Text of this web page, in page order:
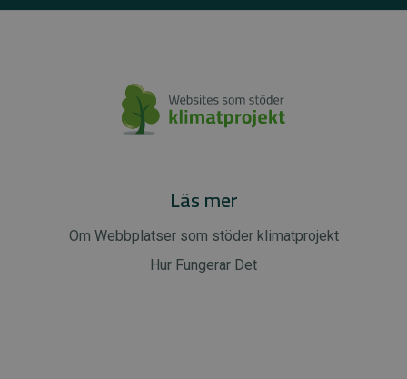
Läs mer
Om Webbplatser som stöder klimatprojekt
Hur Fungerar Det